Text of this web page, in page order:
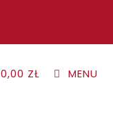
0,00 ZŁ MENU